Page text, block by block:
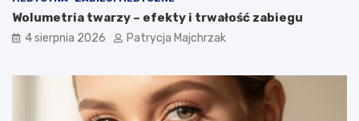
Wolumetria twarzy – efekty i trwałość zabiegu
4 sierpnia 2026 Patrycja Majchrzak